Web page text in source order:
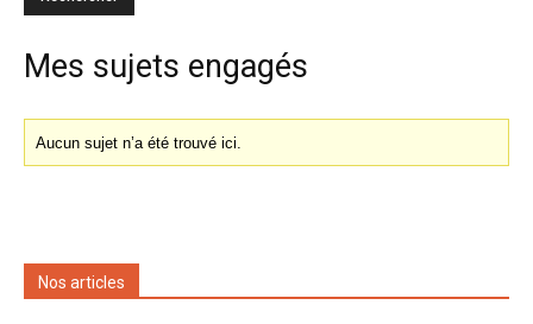
Mes sujets engagés
Aucun sujet n’a été trouvé ici.
Nos articles